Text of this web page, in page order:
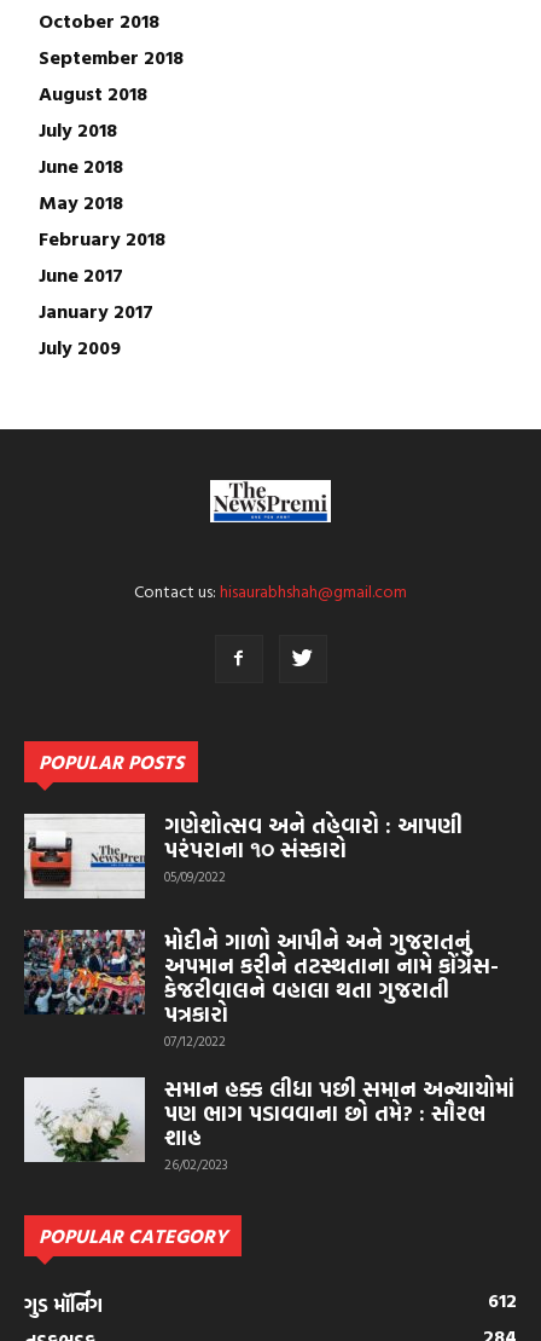
October 2018
September 2018
August 2018
July 2018
June 2018
May 2018
February 2018
June 2017
January 2017
July 2009
Contact us:hisaurabhshah@gmail.com
POPULAR POSTS
ગણેશોત્સવ અને તહેવારો : આપણી
પરંપરાના ૧૦ સંસ્કારો
05/09/2022
મોદીને ગાળો આપીને અને ગુજરાતનું
અપમાન કરીને તટસ્થતાના નામે કોંગ્રેસ-
કેજરીવાલને વહાલા થતા ગુજરાતી
પત્રકારો
07/12/2022
સમાન હક્ક લીધા પછી સમાન અન્યાયોમાં
પણ ભાગ પડાવવાના છો તમે? : સૌરભ
શાહ
26/02/2023
POPULAR CATEGORY
ગુડ મૉર્નિંગ
612